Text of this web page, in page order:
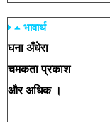
भावार्थ
घना अँधेरा
चमकता प्रकाश
और अधिक ।